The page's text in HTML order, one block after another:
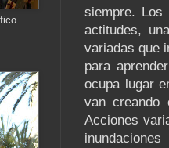
siempre. Los
actitudes,
variadas que
para
ocupa lugar
van creando
Acciones